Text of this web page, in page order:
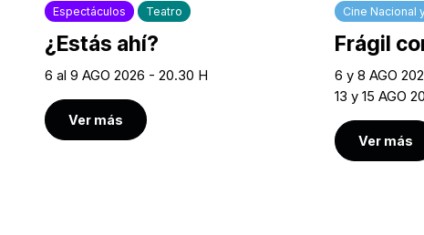
Espectáculos Teatro
¿Estás ahí?
6 al 9 AGO 2026 - 20.30 H
Ver más
Cine Nacional
Frágil
6 y 8 AGO
13 y 15 AGO
Ver más